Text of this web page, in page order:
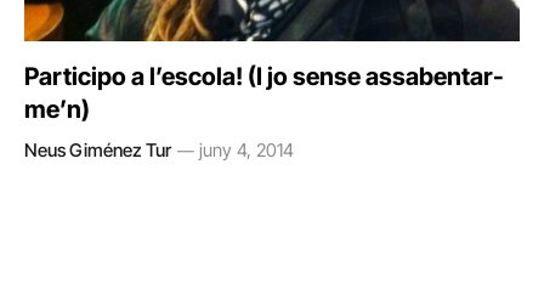
Participo a l’escola! (I jo sense assabentar-
me’n)
Neus Giménez Tur juny 4, 2014